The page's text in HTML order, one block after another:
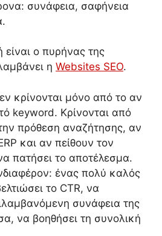
συνάφεια, σαφήνεια
είναι ο πυρήνας της
η Websites SEO.
κρίνονται μόνο από το αν
keyword. Κρίνονται από
πρόθεση αναζήτησης, αν
και αν πείθουν τον
πατήσει το αποτέλεσμα.
ένας πολύ καλός
το CTR, να
συνάφεια της
να βοηθήσει τη συνολική